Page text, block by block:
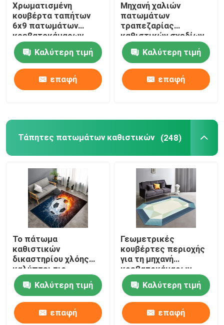
Ποιοτικός έλεγχος
Ζητήστε ένα απόσπασμα
Κουβέρτα ταπήτων πατωμάτων
Αδιάβροχος τάπητας λουτρών
Κουβέρτα χώρων για παιχνίδη παιδιών
Χαλί πατωμάτων εδρών
φιλικό χαλί γιόγκας eco
Washable τάπητας κουζινών
Χρωματισμένη
κουβέρτα ταπήτων
6x9 πατωμάτων
κρεβατοκάμαρων
πολυεστέρα
λουλουδιών στο
πλαίσιο να δειπνήσει
του πίνακα
Καλύτερη τιμή
επαφή
Μηχανή χαλιών
πατωμάτων
τραπεζαρίας
καθιστικών σχεδίων
αστεριών ορθογωνίων
WashableΚαλύτερη τιμή
επαφή
Τάπητες πατωμάτων καθιστικών (248)
Το πάτωμα
καθιστικών
δικαστηρίου χλόης
καλύπτει τις
πράσινες
τρισδιάστατες
τυπωμένες
κουβέρτες 1.5*1m με
τάπητα
Καλύτερη τιμή
επαφή
Γεωμετρικές
κουβέρτες περιοχής
για τη μηχανή
κρεβατοκάμαρων
καθιστικών Washable
Καλύτερη τιμή
επαφή